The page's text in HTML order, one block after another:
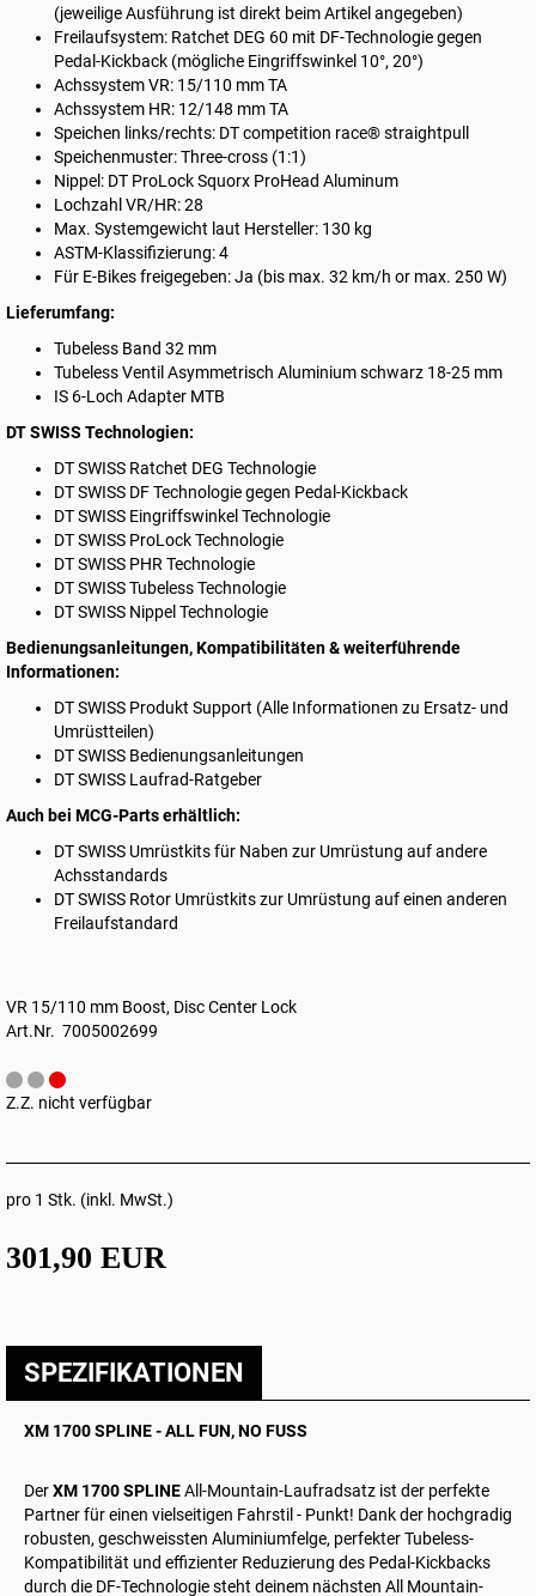
(jeweilige Ausführung ist direkt beim Artikel angegeben)
Freilaufsystem: Ratchet DEG 60 mit DF-Technologie gegen
Pedal-Kickback (mögliche Eingriffswinkel 10°, 20°)
Achssystem VR: 15/110 mm TA
Achssystem HR: 12/148 mm TA
Speichen links/rechts: DT competition race® straightpull
Speichenmuster: Three-cross (1:1)
Nippel: DT ProLock Squorx ProHead Aluminum
Lochzahl VR/HR: 28
Max. Systemgewicht laut Hersteller: 130 kg
ASTM-Klassifizierung: 4
Für E-Bikes freigegeben: Ja (bis max. 32 km/h or max. 250 W)
Lieferumfang:
Tubeless Band 32 mm
Tubeless Ventil Asymmetrisch Aluminium schwarz 18-25 mm
IS 6-Loch Adapter MTB
DT SWISS Technologien:
DT SWISS Ratchet DEG Technologie
DT SWISS DF Technologie gegen Pedal-Kickback
DT SWISS Eingriffswinkel Technologie
DT SWISS ProLock Technologie
DT SWISS PHR Technologie
DT SWISSTubeless Technologie
DT SWISS Nippel Technologie
Bedienungsanleitungen, Kompatibilitäten & weiterführende
Informationen:
DT SWISS Produkt Support (Alle Informationen zu Ersatz- und
Umrüstteilen)
DT SWISS Bedienungsanleitungen
DT SWISS Laufrad-Ratgeber
Auch bei MCG-Parts erhältlich:
DT SWISS Umrüstkits für Naben zur Umrüstung auf andere
Achsstandards
DT SWISS Rotor Umrüstkitszur Umrüstung auf einen anderen
Freilaufstandard
VR 15/110 mm Boost, Disc Center Lock
Art.Nr. 7005002699
Z.Z. nicht verfügbar
pro 1 Stk. (inkl. MwSt.)
301,90 EUR
SPEZIFIKATIONEN
XM 1700 SPLINE - ALL FUN, NO FUSS
DerXM 1700 SPLINEAll-Mountain-Laufradsatz ist der perfekte
Partner für einen vielseitigen Fahrstil - Punkt! Dank der hochgradig
robusten, geschweissten Aluminiumfelge, perfekter Tubeless-
Kompatibilität und effizienter Reduzierung des Pedal‑Kickbacks
durch die DF-Technologie steht deinem nächsten All Mountain-